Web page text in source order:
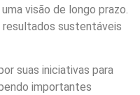
visão de longo prazo.
resultados sustentáveis
suas iniciativas para
importantes